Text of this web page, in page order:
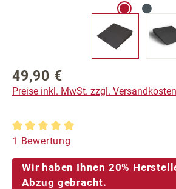
Regulärer Preis:
49,90 €
Preise inkl. MwSt. zzgl. Versandkosten
Durchschnittliche Bewertung von 5
1 Bewertung
Wir haben Ihnen 20%
Abzug gebracht.